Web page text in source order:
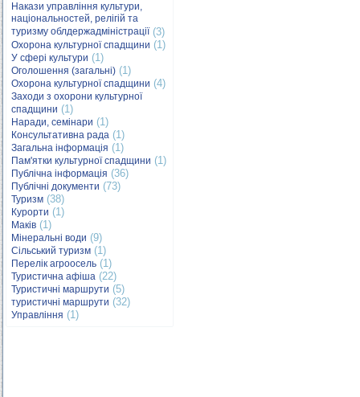
Накази управління культури,
національностей, релігій та
туризму облдержадміністрації(3)
Охорона культурної спадщини (1)
У сфері культури (1)
Оголошення (загальні) (1)
Охорона культурної спадщини (4)
Заходи з охорони культурної
спадщини (1)
Наради, семінари (1)
Консультативна рада (1)
Загальна інформація (1)
Пам'ятки культурної спадщини (1)
Публічна інформація (36)
Публічні документи (73)
Туризм (38)
Курорти (1)
Маків (1)
Мінеральні води (9)
Сільський туризм (1)
Перелік агроосель (1)
Туристична афіша (22)
Туристичні маршрути (5)
туристичні маршрути (32)
Управління (1)